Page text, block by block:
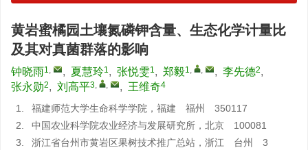
黄岩蜜橘园土壤氮磷钾含量、生态化学计量比
及其对真菌群落的影响
钟晓雨1, , 夏慧玲1, 张悦雯1, 郑毅1, , , 李先德2,
张永勋2, 刘高平3, , , 王维奇4
1.
福建师范大学生命科学学院，福建 福州 350117
2.
中国农业科学院农业经济与发展研究所，北京 100081
3.
浙江省台州市黄岩区果树技术推广总站，浙江 台州 3